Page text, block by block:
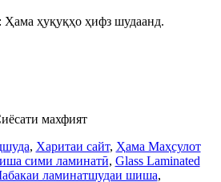
ҳуқуқҳо ҳифз шудаанд.
махфият
, Харитаи сайт, Ҳама Маҳсулот
сими ламинатӣ, Glass Laminated
ламинатшудаи шиша,